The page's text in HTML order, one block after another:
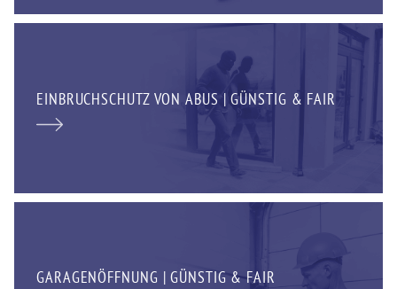
EINBRUCHSCHUTZ VON ABUS | GÜNSTIG & FAIR
GARAGENÖFFNUNG | GÜNSTIG & FAIR